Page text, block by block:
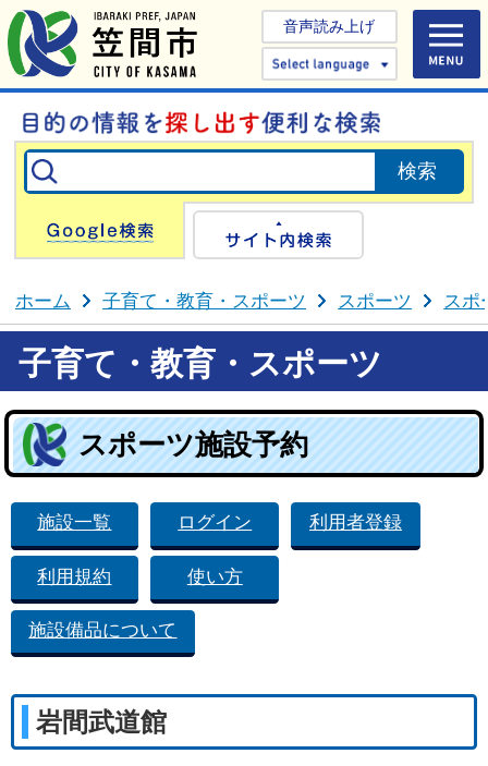
音声読み上げ
Select
Google検索
ホーム 子育て・教育・スポーツ スポーツ スポ
子育て・教育・スポーツ
スポーツ施設予約
施設一覧 ログイン 利用者登録
利用規約 使い方
施設備品について
岩間武道館